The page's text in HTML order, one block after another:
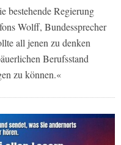
bestehende Regierung
Wolff, Bundessprecher
all jenen zu denken
Berufsstand
zu können.«